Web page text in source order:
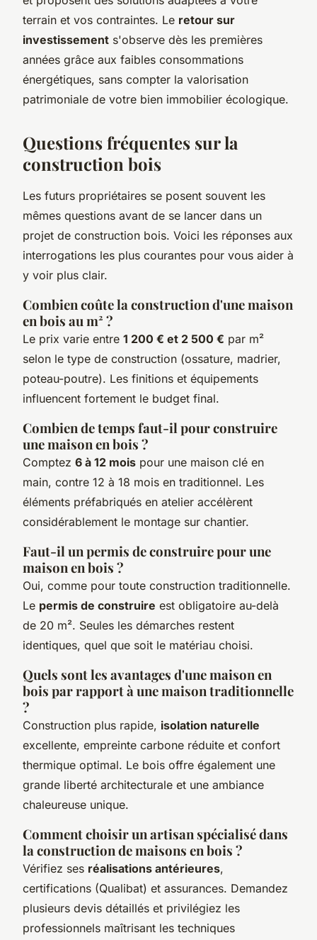
terrain et vos contraintes. Le retour sur
investissement s'observe dès les premières
années grâce aux faibles consommations
énergétiques, sans compter la valorisation
patrimoniale de votre bien immobilier écologique.
Questions fréquentes sur la
construction bois
Les futurs propriétaires se posent souvent les
mêmes questions avant de se lancer dans un
projet de construction bois. Voici les réponses aux
interrogations les plus courantes pour vous aider à
y voir plus clair.
Combien coûte la construction d'une maison
en bois au m² ?
Le prix varie entre 1 200 € et 2 500 € par m²
selon le type de construction (ossature, madrier,
poteau-poutre). Les finitions et équipements
influencent fortement le budget final.
Combien de temps faut-il pour construire
une maison en bois ?
Comptez 6 à 12 mois pour une maison clé en
main, contre 12 à 18 mois en traditionnel. Les
éléments préfabriqués en atelier accélèrent
considérablement le montage sur chantier.
Faut-il un permis de construire pour une
maison en bois ?
Oui, comme pour toute construction traditionnelle.
Le permis de construire est obligatoire au-delà
de 20 m². Seules les démarches restent
identiques, quel que soit le matériau choisi.
Quels sont les avantages d'une maison en
bois par rapport à une maison traditionnelle
?
Construction plus rapide, isolation naturelle
excellente, empreinte carbone réduite et confort
thermique optimal. Le bois offre également une
grande liberté architecturale et une ambiance
chaleureuse unique.
Comment choisir un artisan spécialisé dans
la construction de maisons en bois ?
Vérifiez ses réalisations antérieures,
certifications (Qualibat) et assurances. Demandez
plusieurs devis détaillés et privilégiez les
professionnels maîtrisant les techniques